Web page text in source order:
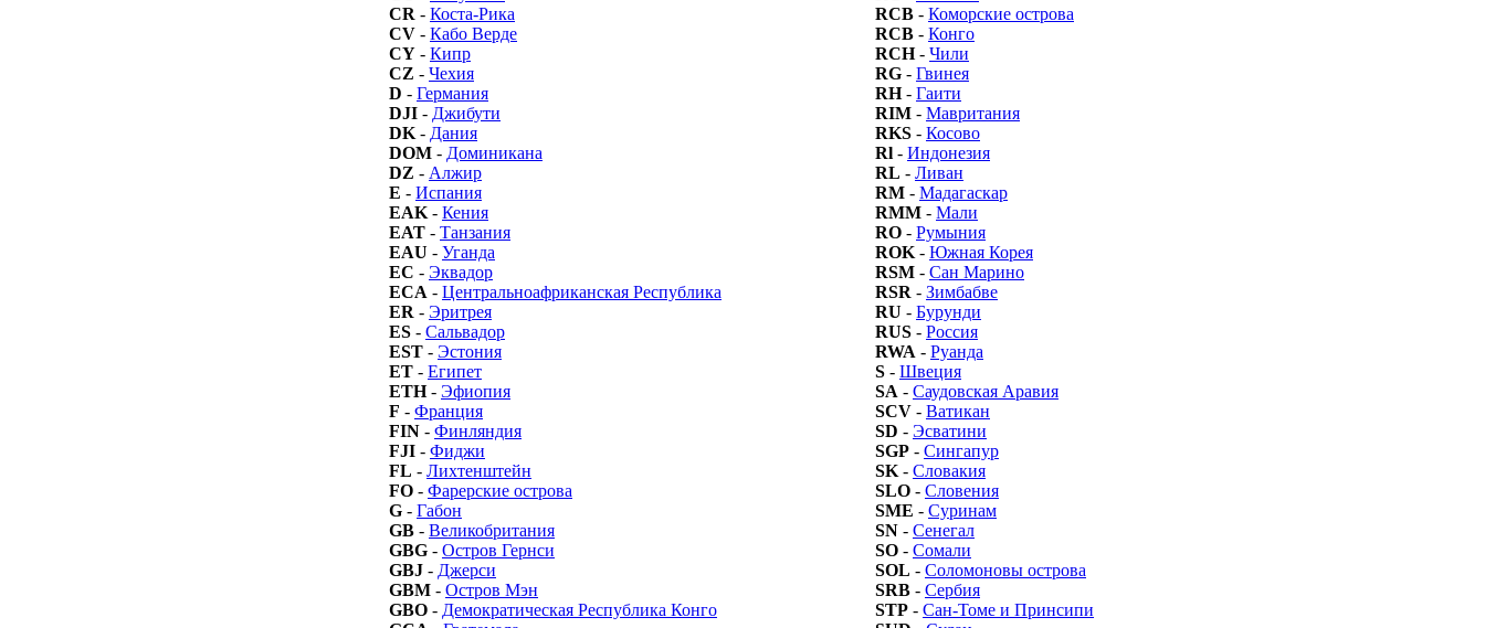
CR - Коста-Рика
CV - Кабо Верде
CY - Кипр
CZ - Чехия
D - Германия
DJI - Джибути
DK - Дания
DOM - Доминикана
DZ - Алжир
E - Испания
EAK - Кения
EAT - Танзания
EAU - Уганда
EC - Эквадор
ECA - Центральноафриканская Республика
ER - Эритрея
ES - Сальвадор
EST - Эстония
ET - Египет
ETH- Эфиопия
F - Франция
FIN - Финляндия
FJI - Фиджи
FL - Лихтенштейн
FO - Фарерские острова
G - Габон
GB - Великобритания
GBG - Остров Гернси
GBJ - Джерси
GBM - Остров Мэн
GBO - Демократическая Республика Конго
RCB - Коморские острова
RCB - Конго
RCH- Чили
RG - Гвинея
RH- Гаити
RIM - Мавритания
RKS - Косово
Rl - Индонезия
RL - Ливан
RM - Мадагаскар
RMM - Мали
RO - Румыния
ROK - Южная Корея
RSM - Сан Марино
RSR - Зимбабве
RU - Бурунди
RUS - Россия
RWA - Руанда
S - Швеция
SA - Саудовская Аравия
SCV - Ватикан
SD - Эсватини
SGP - Сингапур
SK - Словакия
SLO - Словения
SME - Суринам
SN - Сенегал
SO - Сомали
SOL - Соломоновы острова
SRB - Сербия
STP - Сан-Томе и Принсипи